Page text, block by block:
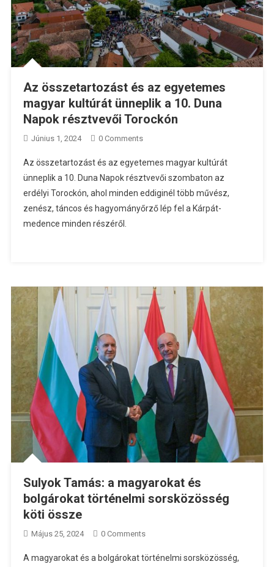
Az összetartozást és az egyetemes
magyar kultúrát ünneplik a 10. Duna
Napok résztvevői Torockón
Június 1, 2024 0 Comments
Az összetartozást és az egyetemes magyar kultúrát
ünneplik a 10. Duna Napok résztvevői szombaton az
erdélyi Torockón, ahol minden eddiginél több művész,
zenész, táncos és hagyományőrző lép fel a Kárpát-
medence minden részéről.
Sulyok Tamás: a magyarokat és
bolgárokat történelmi sorsközösség
köti össze
Május 25, 2024 0 Comments
A magyarokat és a bolgárokat történelmi sorsközösség,